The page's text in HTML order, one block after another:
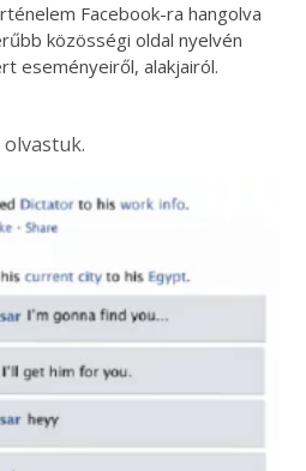
Facebook-ra hangolva
közösségi oldal nyelvén
eseményeiről, alakjairól.